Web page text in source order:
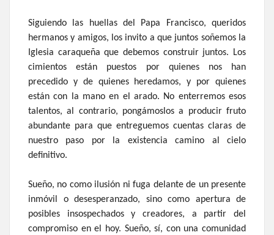
Siguiendo las huellas del Papa Francisco, queridos
hermanos y amigos, los invito a que juntos soñemos la
Iglesia caraqueña que debemos construir juntos. Los
cimientos están puestos por quienes nos han
precedido y de quienes heredamos, y por quienes
están con la mano en el arado. No enterremos esos
talentos, al contrario, pongámoslos a producir fruto
abundante para que entreguemos cuentas claras de
nuestro paso por la existencia camino al cielo
definitivo.
Sueño, no como ilusión ni fuga delante de un presente
inmóvil o desesperanzado, sino como apertura de
posibles insospechados y creadores, a partir del
compromiso en el hoy. Sueño, sí, con una comunidad